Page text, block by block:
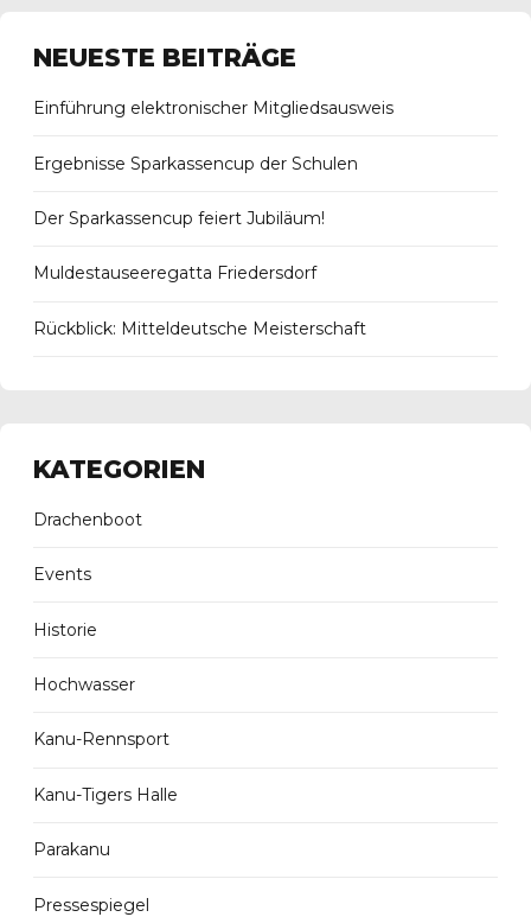
NEUESTE BEITRÄGE
Einführung elektronischer Mitgliedsausweis
Ergebnisse Sparkassencup der Schulen
Der Sparkassencup feiert Jubiläum!
Muldestauseeregatta Friedersdorf
Rückblick: Mitteldeutsche Meisterschaft
KATEGORIEN
Drachenboot
Events
Historie
Hochwasser
Kanu-Rennsport
Kanu-Tigers Halle
Parakanu
Pressespiegel